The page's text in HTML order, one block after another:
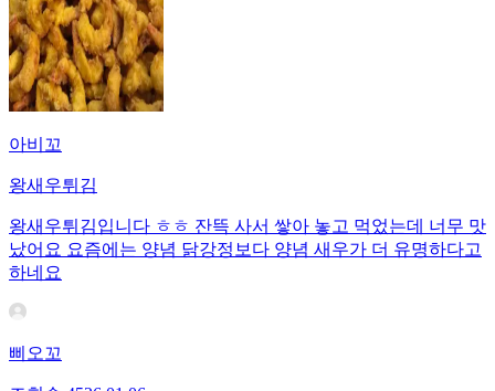
아비꼬
왕새우튀김
왕새우튀김입니다 ㅎㅎ 잔뜩 사서 쌓아 놓고 먹었는데 너무 맛
났어요 요즘에는 양념 닭강정보다 양념 새우가 더 유명하다고
하네요
삐오꼬